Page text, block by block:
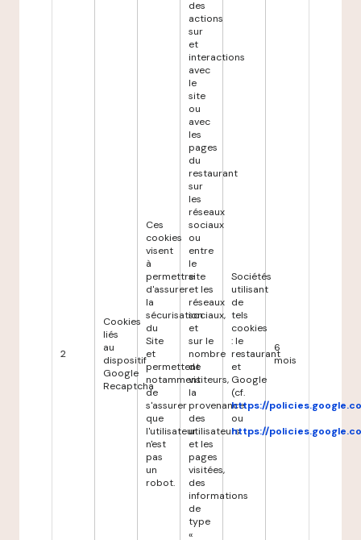
2
Cookies
liés
au
dispositif
Google
Recaptcha
Ces
cookies
visent
à
permettre
d'assurer
la
sécurisation
du
Site
et
permettent
notamment
de
s'assurer
que
l'utilisateur
n'est
pas
un
robot.
des
actions
sur
et
interactions
avec
le
site
ou
avec
les
pages
du
restaurant
sur
les
réseaux
sociaux
ou
entre
le
site
et les
réseaux
sociaux,
et
sur le
nombre
de
visiteurs,
la
provenance
des
utilisateurs
et les
pages
visitées,
des
informations
de
type
«
Sociétés
utilisant
de
tels
cookies
: le
restaurant
et
Google
(cf.
https://
ou
https://
6
mois